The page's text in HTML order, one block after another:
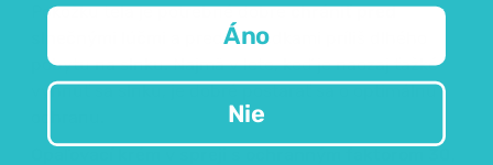
Pokožku tela je potrebné dobrechrániť pred
a pred následkami príliš dlhého
pobytu na slnku. Najmä v lete, keď je naozaj ťažké
vyhnúť sa slnku, je dobré postarať sa o optimálnu
Áno
Nie